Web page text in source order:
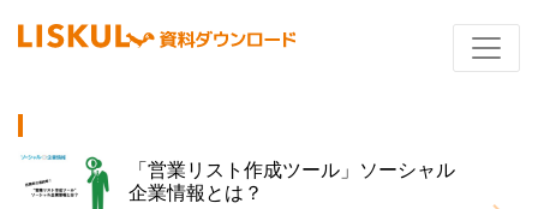
「営業リスト作成ツール」ソーシャル
企業情報とは？